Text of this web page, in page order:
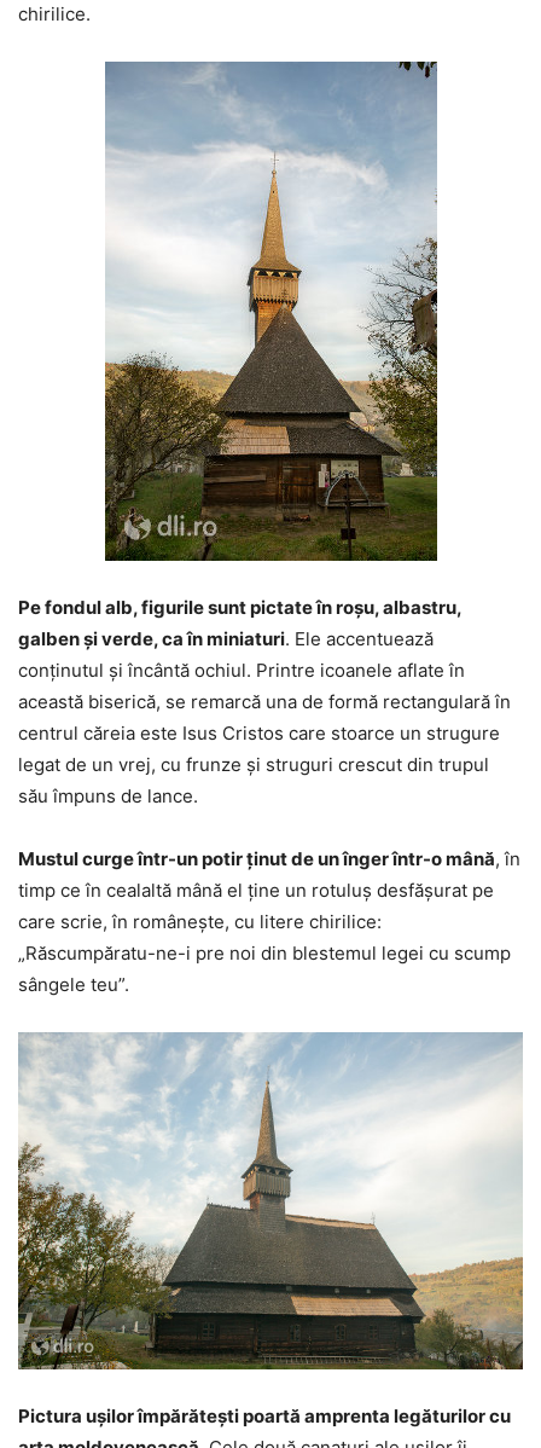
chirilice.
Pe fondul alb, figurile sunt pictate în roșu, albastru,
galben și verde, ca în miniaturi. Ele accentuează
conținutul și încântă ochiul. Printre icoanele aflate în
această biserică, se remarcă una de formă rectangulară în
centrul căreia este Isus Cristos care stoarce un strugure
legat de un vrej, cu frunze și struguri crescut din trupul
său împuns de lance.
Mustul curge într-un potir ținut de un înger într-o mână, în
timp ce în cealaltă mână el ține un rotuluș desfășurat pe
care scrie, în românește, cu litere chirilice:
„Răscumpăratu-ne-i pre noi din blestemul legei cu scump
sângele teu”.
Pictura ușilor împărătești poartă amprenta legăturilor cu